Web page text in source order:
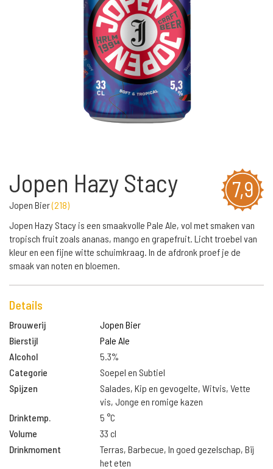
7,9
Jopen Hazy Stacy
Jopen Bier(218)
Jopen Hazy Stacy is een smaakvolle Pale Ale, vol met smaken van
tropisch fruit zoals ananas, mango en grapefruit. Licht troebel van
kleur en een fijne witte schuimkraag. In de afdronk proef je de
smaak van noten en bloemen.
Details
Brouwerij
Jopen Bier
Bierstijl
Pale Ale
Alcohol
5.3%
Categorie
Soepel en Subtiel
Spijzen
Salades, Kip en gevogelte, Witvis, Vette
vis, Jonge en romige kazen
Drinktemp.
5 °C
Volume
33 cl
Drinkmoment
Terras, Barbecue, In goed gezelschap, Bij
het eten